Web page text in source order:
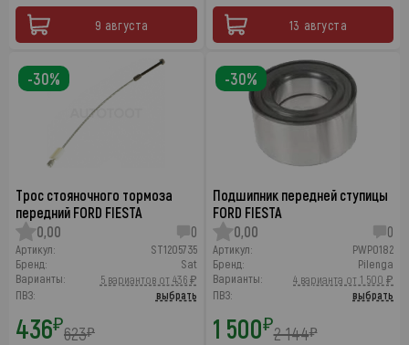
9 августа 13 августа
Трос стояночного тормоза
передний FORD FIESTA
0,00
0
Артикул:
ST1205735
Бренд:
Sat
Варианты:
5 вариантов от 436 ₽
ПВЗ:
выбрать
436₽623₽
-30%
Подшипник передней ступицы
FORD FIESTA
0,00
0
Артикул:
PWP0182
Бренд:
Pilenga
Варианты:
4 варианта от 1 500 ₽
ПВЗ:
выбрать
1 500₽2 144₽
-30%